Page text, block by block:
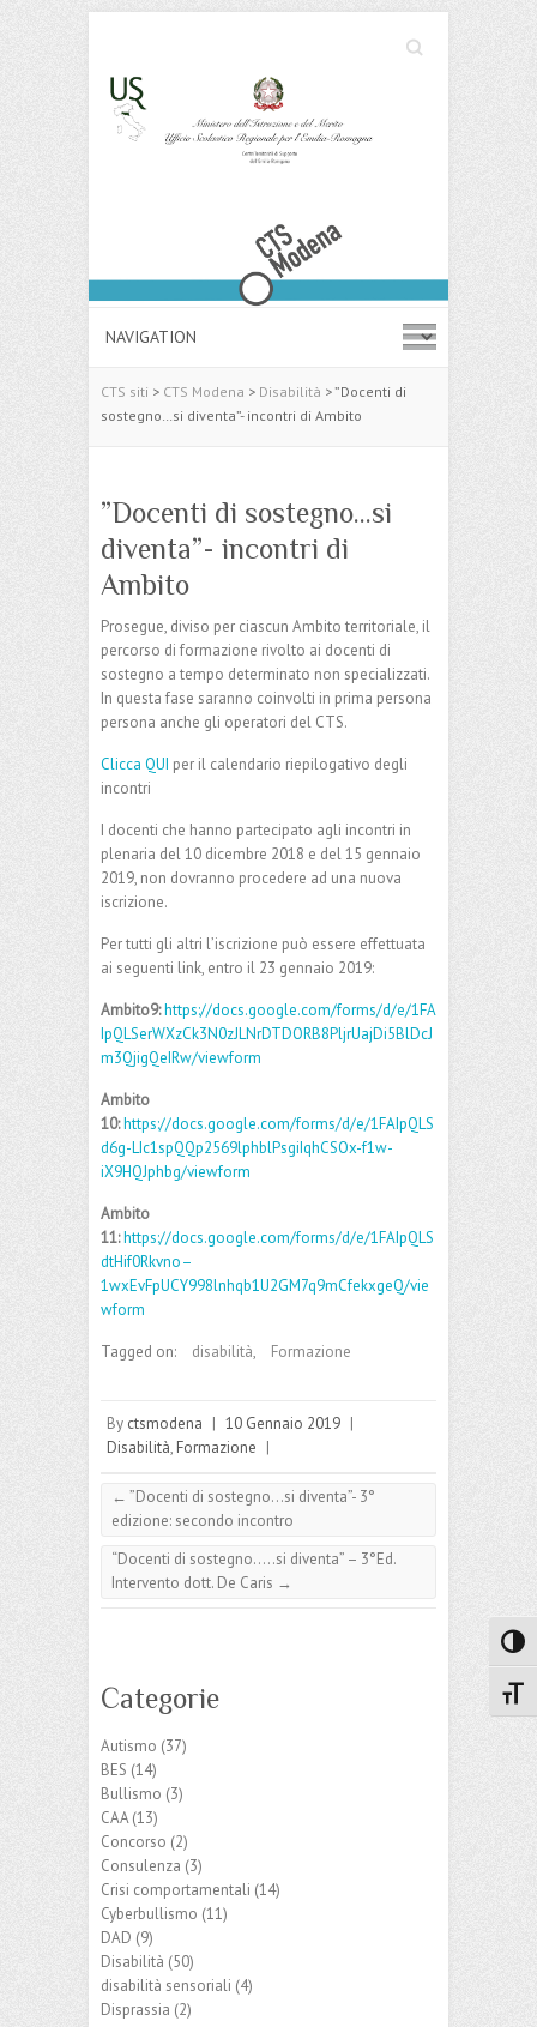
Search
Cerca
CTS siti > CTS Modena > Disabilità >”Docenti di
sostegno…si diventa”- incontri di Ambito
”Docenti di sostegno…si
diventa”- incontri di
Ambito
Prosegue, diviso per ciascun Ambito territoriale, il
percorso di formazione rivolto ai docenti di
sostegno a tempo determinato non specializzati.
In questa fase saranno coinvolti in prima persona
persona anche gli operatori del CTS.
Clicca QUI per il calendario riepilogativo degli
incontri
I docenti che hanno partecipato agli incontri in
plenaria del 10 dicembre 2018 e del 15 gennaio
2019, non dovranno procedere ad una nuova
iscrizione.
Per tutti gli altri l’iscrizione può essere effettuata
ai seguenti link, entro il 23 gennaio 2019:
Ambito9:https://docs.google.com/forms/d/e/1FA
IpQLSerWXzCk3N0zJLNrDTDORB8PljrUajDi5BlDcJ
m3QjigQeIRw/viewform
Ambito
10:https://docs.google.com/forms/d/e/1FAIpQLS
d6g-LIc1spQQp2569lphblPsgiIqhCSOx-f1w-
iX9HQJphbg/viewform
Ambito
11:https://docs.google.com/forms/d/e/1FAIpQLS
dtHif0Rkvno–
1wxEvFpUCY998lnhqb1U2GM7q9mCfekxgeQ/vie
wform
Tagged on: disabilità, Formazione
By ctsmodena | 10 Gennaio 2019 |
Disabilità, Formazione |
← ”Docenti di sostegno…si diventa”- 3°
edizione: secondo incontro
“Docenti di sostegno…..si diventa” – 3°Ed.
Intervento dott. De Caris →
Categorie
Autismo (37)
BES (14)
Bullismo (3)
CAA(13)
Concorso (2)
Consulenza (3)
Crisi comportamentali (14)
Cyberbullismo (11)
DAD (9)
Disabilità (50)
disabilità sensoriali (4)
Disprassia (2)